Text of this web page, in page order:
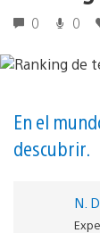
0 0
En el
descubrir.
N.